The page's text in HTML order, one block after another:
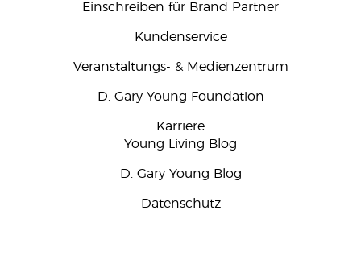
Einschreiben für Brand Partner
Kundenservice
Veranstaltungs- & Medienzentrum
D. Gary Young Foundation
Karriere
Young Living Blog
D. Gary Young Blog
Datenschutz